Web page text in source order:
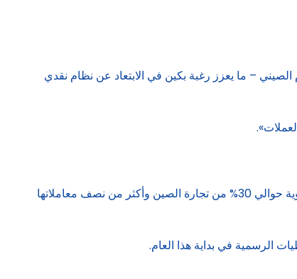
– ما يعزز رغبة بكين في الابتعاد عن نظام نقدي
ويظهر ذلك ارتفاع قيمة التجارة الصينية القائمة على الرنمينبي إلى أكثر من تريليون رنمينبي شهرياً على مدار العقد الماضي، حيث تتم الآن تسوية حوالي 30% من تجارة الصين وأكثر من نصف معاملاتها